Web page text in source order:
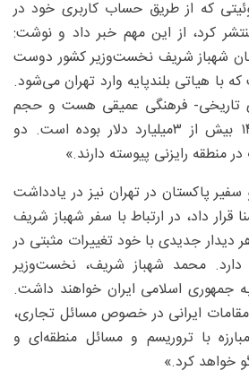
که از طریق حساب کاربری خود در
کرد، از این مهم خبر داد و نوشت:
«دکتر پزشکیان فردا میزبان ‎شهباز شریف نخست‌وزیر کشور دوست
با هیاتی بلندپایه وارد تهران می‌شود.
تاریخی- فرهنگی عمیقی هست و حجم
مبادلات فیمابین در ۱۴۰۳ بیش از ۳‌میلیارد دلار بوده است. دو
منطقه رایزنی پیوسته دارند.»
پاکستان در تهران نیز در یادداشت
قرار داد، در ارتباط با سفر شهباز ‌شریف
دیدار جدیدی با خود تغییرات مثبتی در
دارد. محمد شهباز شریف، نخست‌وزیر
جمهوری اسلامی ایران خواهند داشت.
ایرانی در خصوص مسائل تجاری،
با تروریسم و مسائل منطقه‌ای و
خواهد کرد.»